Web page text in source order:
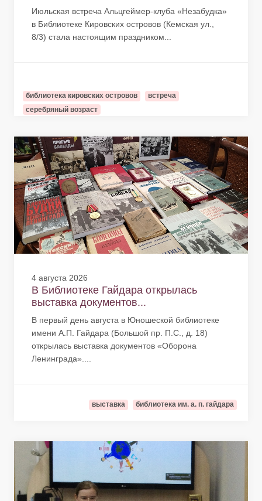
Июльская встреча Альцгеймер-клуба «Незабудка»
в Библиотеке Кировских островов (Кемская ул.,
8/3) стала настоящим праздником...
библиотека кировских островов
встреча
серебряный возраст
4 августа 2026
В Библиотеке Гайдара открылась
выставка документов...
В первый день августа в Юношеской библиотеке
имени А.П. Гайдара (Большой пр. П.С., д. 18)
открылась выставка документов «Оборона
Ленинграда»....
выставка библиотека им. а. п. гайдара